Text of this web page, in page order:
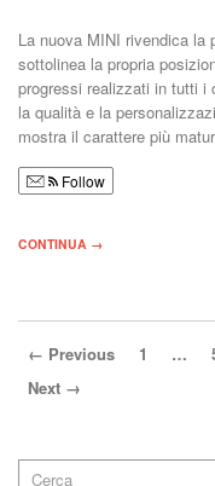
La nuova MINI rivendica la
sottolinea la propria
progressi realizzati in tutti i
la qualità e la
mostra il carattere più
Follow
CONTINUA →
← Previous 1 …
Next →